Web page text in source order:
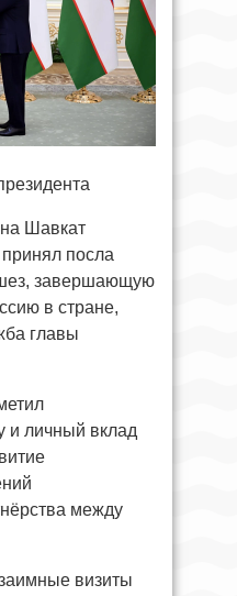
Шавкат
посла
завершающую
в стране,
главы
и личный вклад
между
визиты